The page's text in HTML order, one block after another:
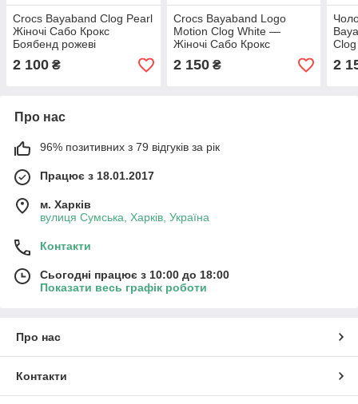
Crocs Bayaband Clog Pearl
Жіночі Сабо Крокс
Боябенд рожеві
2 100 ₴
Crocs Bayaband Logo
Motion Clog White —
Жіночі Сабо Крокс
Баябенд Білі
2 150₴ 2
Про нас
96% позитивних з 79 відгуків за рік
Працює з 18.01.2017
м. Харків
вулиця Сумська, Харків, Україна
Контакти
Сьогодні працює з 10:00 до 18:00
Показати весь графік роботи
Про нас
Контакти